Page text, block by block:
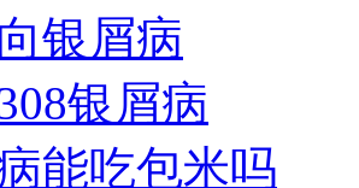
银屑病
银屑病
能吃包米吗